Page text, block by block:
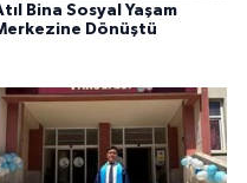
Bina Sosyal Yaşam
Dönüştü